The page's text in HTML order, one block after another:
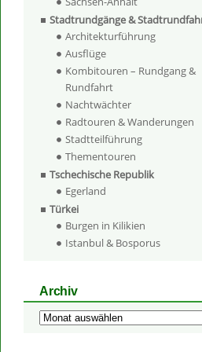
Stadtrundgänge &
Architekturführung
Ausflüge
Kombitouren – Rundgang &
Rundfahrt
Nachtwächter
Radtouren & Wanderungen
Stadtteilführung
Thementouren
Tschechische Republik
Egerland
Türkei
Burgen in Kilikien
Istanbul & Bosporus
Archiv
Archiv